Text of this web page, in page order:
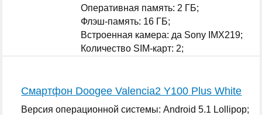
Оперативная память: 2 ГБ;
Флэш-память: 16 ГБ;
Встроенная камера: да Sony IMX219;
Количество SIM-карт: 2;
Смартфон Doogee Valencia2 Y100 Plus White
Версия операционной системы: Android 5.1 Lollipop;